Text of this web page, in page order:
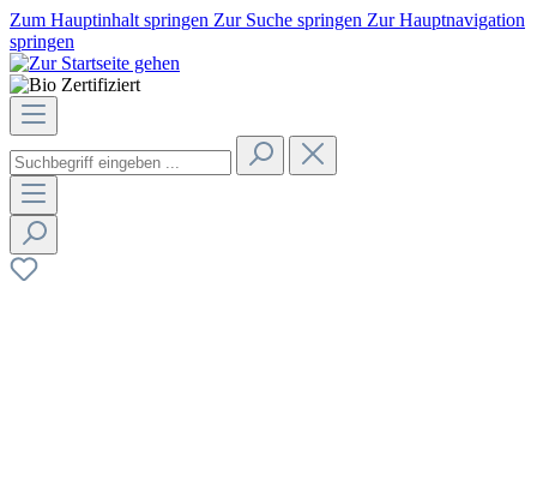
Zum Hauptinhalt springen Zur Suche springen Zur Hauptnavigation
springen